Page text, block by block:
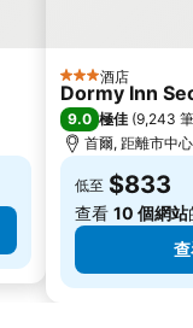
3 星級酒店
Dormy Inn
9.0 極佳 (9,243
首爾, 距離市中
低至 $833
查看 10 個網站